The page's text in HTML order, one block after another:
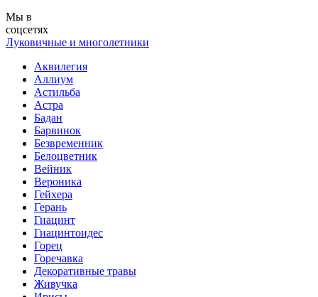
Мы в
соцсетях
Луковичные и многолетники
Аквилегия
Аллиум
Астильба
Астра
Бадан
Барвинок
Безвременник
Белоцветник
Вейник
Вероника
Гейхера
Герань
Гиацинт
Гиацинтоидес
Горец
Горечавка
Декоративные травы
Живучка